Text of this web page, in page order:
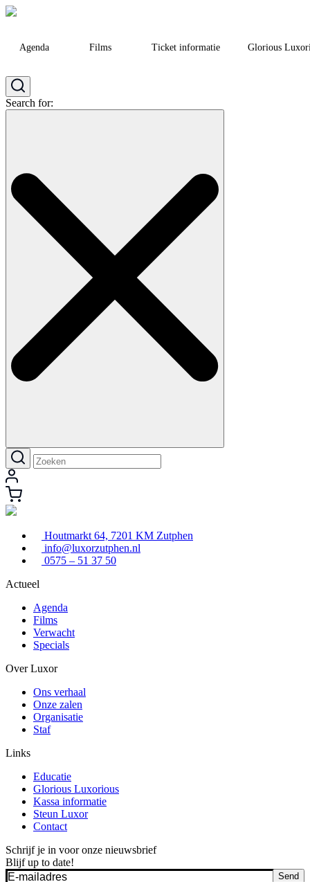
Agenda Films Ticket informatie Glorious
Search for:
Houtmarkt 64, 7201 KM Zutphen
info@luxorzutphen.nl
0575 – 51 37 50
Actueel
Agenda
Films
Verwacht
Specials
Over Luxor
Ons verhaal
Onze zalen
Organisatie
Staf
Links
Educatie
Glorious Luxorious
Kassa informatie
Steun Luxor
Contact
Schrijf je in voor onze nieuwsbrief
Blijf up to date!
Send